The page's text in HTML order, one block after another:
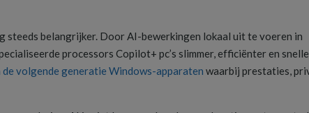
steeds belangrijker. Door AI-bewerkingen lokaal uit te voeren in
processors Copilot+ pc’s slimmer, efficiënter en
de volgende generatie Windows-apparaten waarbij prestaties,